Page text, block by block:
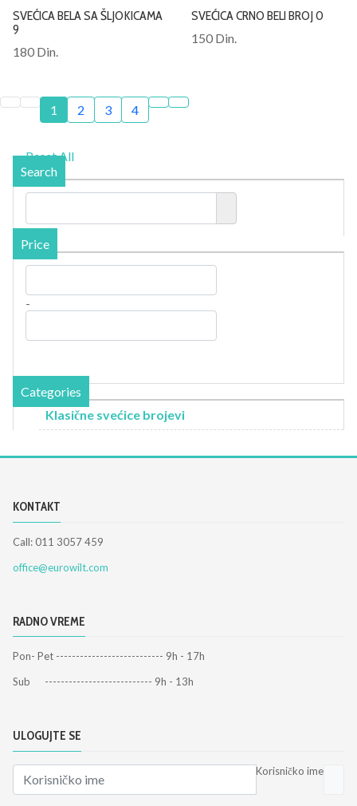
SVEĆICA BELA SA ŠLJOKICAMA
9
180 Din.
SVEĆICA CRNO BELI BROJ 0
150 Din.
1 2 3 4
Reset All
Search
Price
-
Categories
Klasične svećice brojevi
KONTAKT
Call: 011 3057 459
office@eurowilt.com
RADNO VREME
Pon- Pet --------------------------- 9h - 17h
Sub --------------------------- 9h - 13h
ULOGUJTE SE
Korisničko ime